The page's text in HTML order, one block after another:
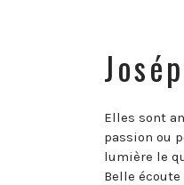
Elles sont
passion ou
lumière le
Belle écoute